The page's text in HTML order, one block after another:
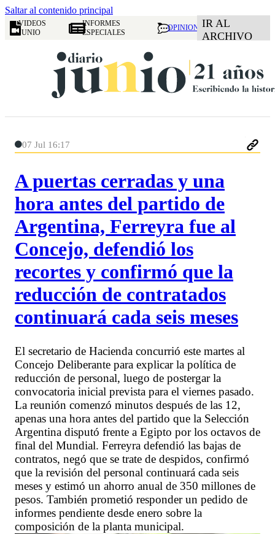
Saltar al contenido principal
VIDEOS
JUNIO
INFORMES
ESPECIALES
OPINION IR AL
ARCHIVO
07 Jul 16:17
A puertas cerradas y una
hora antes del partido de
Argentina, Ferreyra fue al
Concejo, defendió los
recortes y confirmó que la
reducción de contratados
continuará cada seis meses
El secretario de Hacienda concurrió este martes al
Concejo Deliberante para explicar la política de
reducción de personal, luego de postergar la
convocatoria inicial prevista para el viernes pasado.
La reunión comenzó minutos después de las 12,
apenas una hora antes del partido que la Selección
Argentina disputó frente a Egipto por los octavos de
final del Mundial. Ferreyra defendió las bajas de
contratos, negó que se trate de despidos, confirmó
que la revisión del personal continuará cada seis
meses y estimó un ahorro anual de 350 millones de
pesos. También prometió responder un pedido de
informes pendiente desde enero sobre la
composición de la planta municipal.